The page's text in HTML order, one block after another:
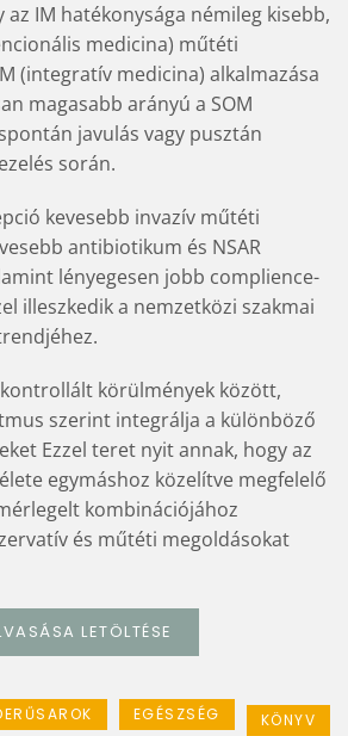
IM hatékonysága némileg kisebb,
medicina) műtéti
(integratív medicina) alkalmazása
magasabb arányú a SOM
javulás vagy pusztán
során.
kevesebb invazív műtéti
antibiotikum és NSAR
lényegesen jobb complience-
illeszkedik a nemzetközi szakmai
körülmények között,
szerint integrálja a különböző
Ezzel teret nyit annak, hogy az
egymáshoz közelítve megfelelő
kombinációjához
és műtéti megoldásokat
LETÖLTÉSE
EGÉSZSÉG KÖNYV